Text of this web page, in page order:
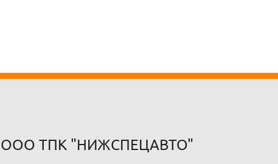
ООО ТПК "НИЖСПЕЦАВТО"